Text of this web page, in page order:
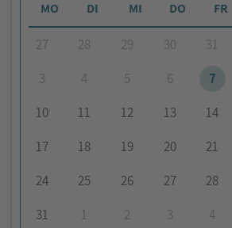
MO DI MI DO FR
27 28 29 30 31
3
4 5 6 7
10
11 12 13 14
17
18 19 20 21
24
25 26 27 28
31
1 2 3 4